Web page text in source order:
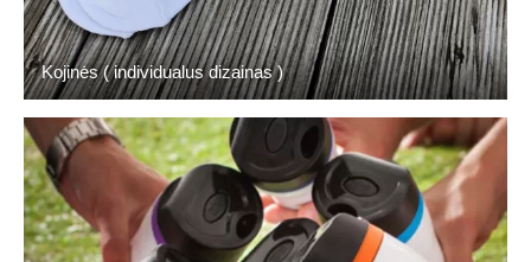
Kojinės ( individualus dizainas )